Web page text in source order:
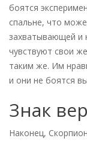
боятся
спальне, что
захватывающей и
чувствуют свои
таким же. Им
и они не боятся
Знак
Наконец,